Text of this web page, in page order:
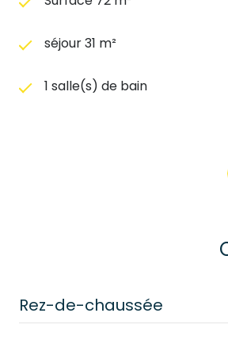
séjour 31 m²
1 salle(s) de bain
Rez-de-chaussée